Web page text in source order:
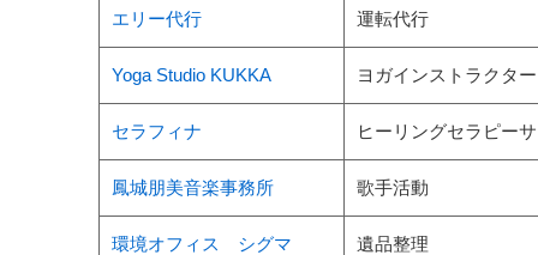
エリー代行 運転代行
Yoga Studio KUKKA ヨガインストラクター
セラフィナ ヒーリングセラピー
鳳城朋美音楽事務所 歌手活動
環境オフィス シグマ 遺品整理